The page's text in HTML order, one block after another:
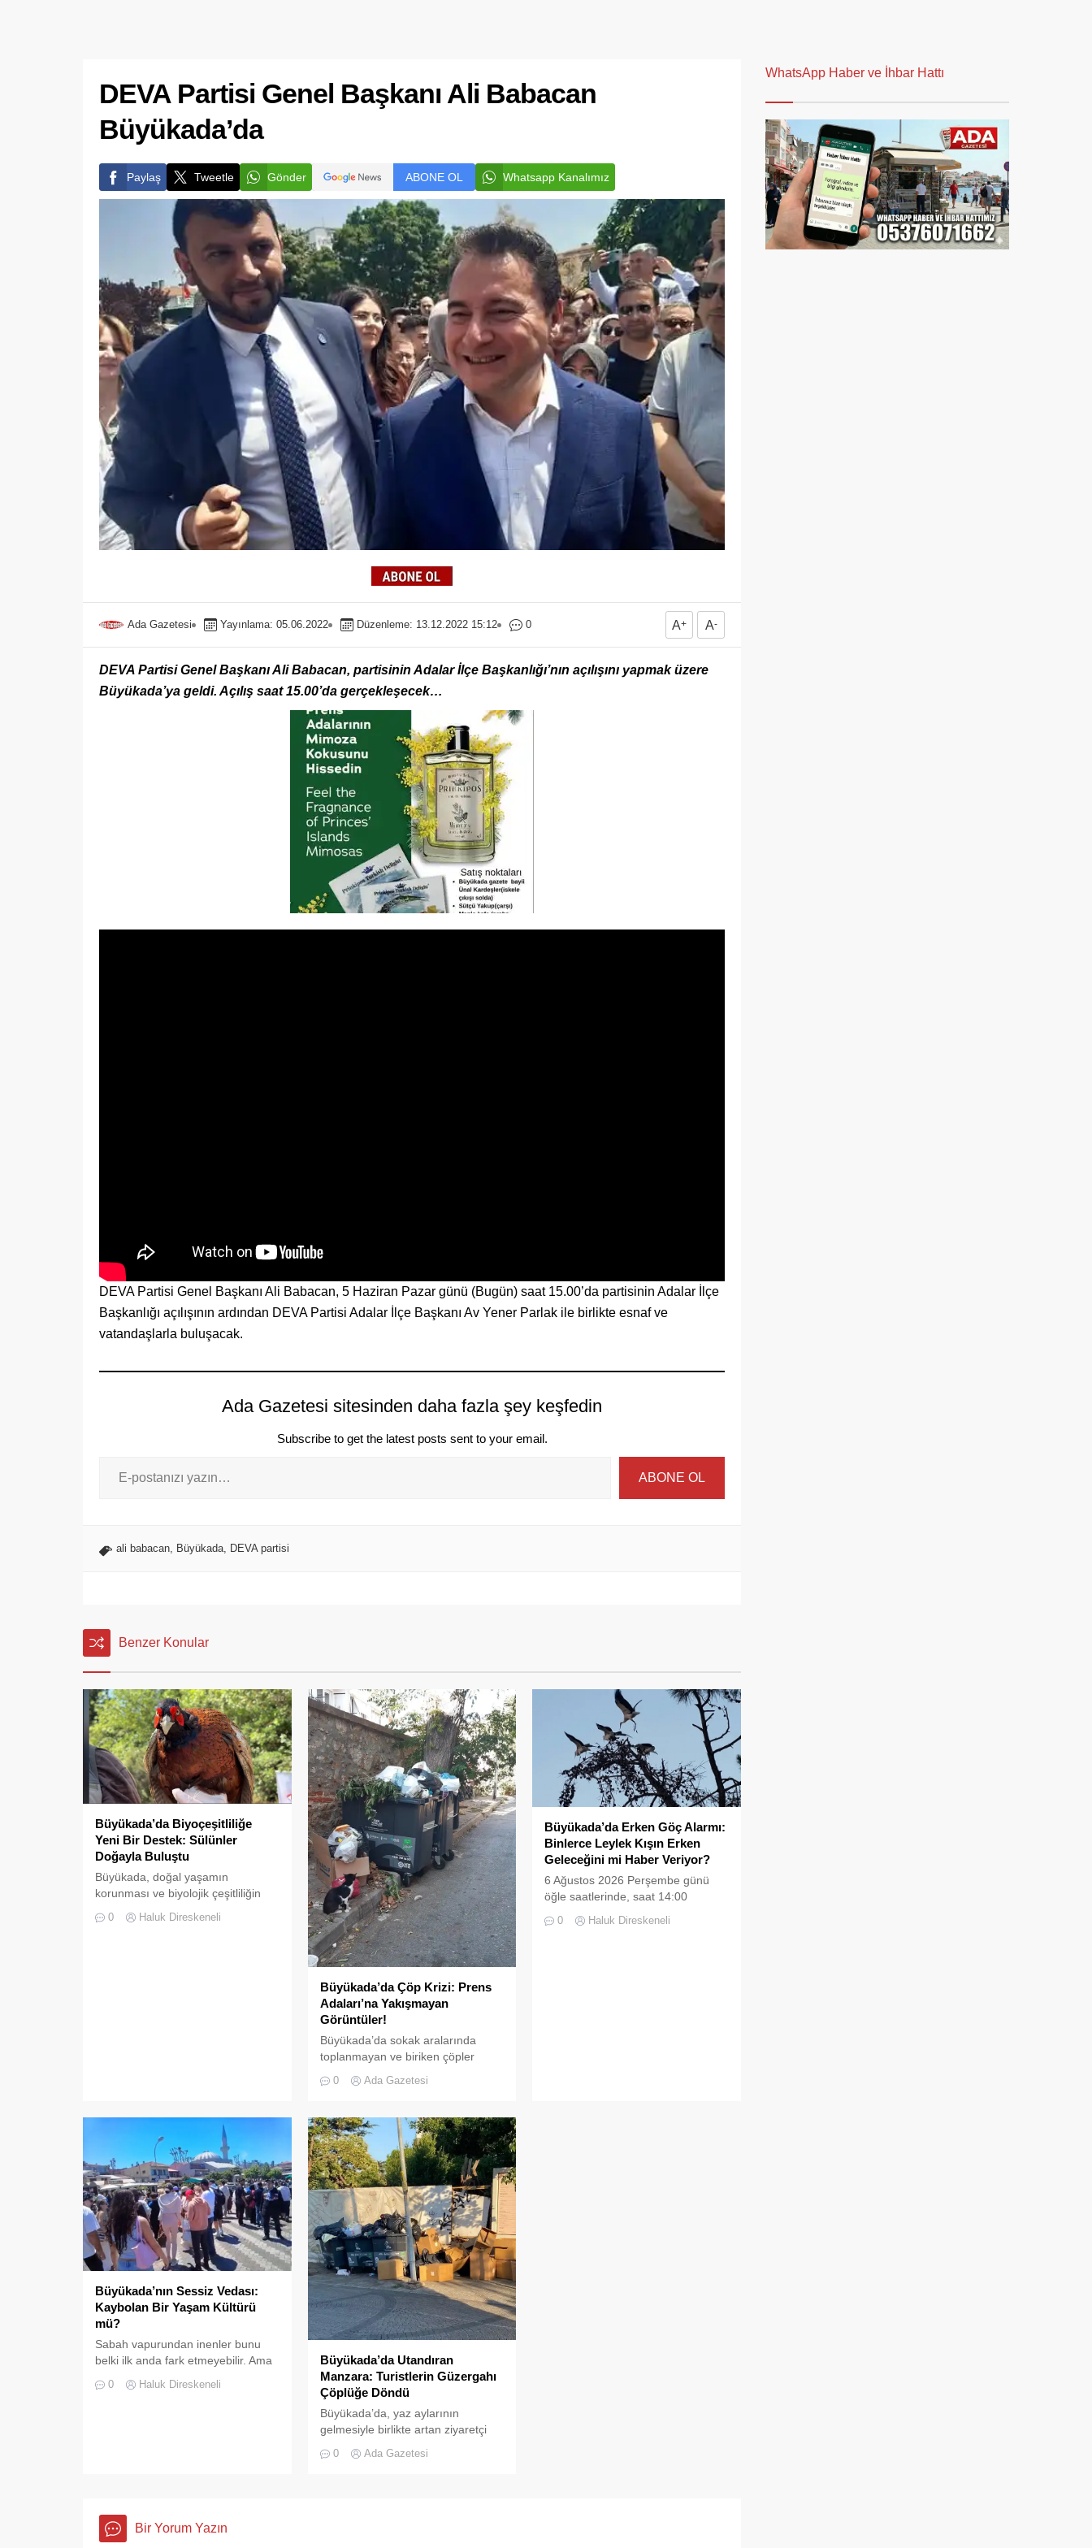
DEVA Partisi Genel Başkanı Ali Babacan
Büyükada’da
Paylaş Tweetle Gönder ABONE OL Whatsapp Kanalımız
Ada Gazetesi Yayınlama: 05.06.2022 Düzenleme: 13.12.2022 15:12 0 A+ A-
DEVA Partisi Genel Başkanı Ali Babacan, partisinin Adalar İlçe Başkanlığı’nın açılışını yapmak üzere
Büyükada’ya geldi. Açılış saat 15.00’da gerçekleşecek…
DEVA Partisi Genel Başkanı Ali Babacan, 5 Haziran Pazar günü (Bugün) saat 15.00’da partisinin Adalar İlçe
Başkanlığı açılışının ardından DEVA Partisi Adalar İlçe Başkanı Av Yener Parlak ile birlikte esnaf ve
vatandaşlarla buluşacak.
Ada Gazetesi sitesinden daha fazla şey keşfedin
Subscribe to get the latest posts sent to your email.
ABONE OL
ali babacan, Büyükada, DEVA partisi
Benzer Konular
Büyükada’da Biyoçeşitliliğe
Yeni Bir Destek: Sülünler
Doğayla Buluştu
Büyükada, doğal yaşamın
korunması ve biyolojik çeşitliliğin
bir uygulamaya daha ev sahipliği
0 Haluk Direskeneli
Büyükada’da Çöp Krizi: Prens
Adaları’na Yakışmayan
Görüntüler!
Büyükada’da sokak aralarında
toplanmayan ve biriken çöpler
oluyor.Özellikle yaz aylarında hem
akınına uğrayan Büyükada’da,
çevre temizliği konusunda yaşanan
aksaklıklar adeta pes dedirtti.
Adanın tarihi ve doğal güzellikleriyle
süslü sokaklarından yansıyan son
görüntüler, çevre sağlığı açısından
tehlike çanlarının çaldığını
gösteriyor. Çöpler Konteynerlere
Sığmıyor,...
0 Ada Gazetesi
Büyükada’da Erken Göç Alarmı:
Binlerce Leylek Kışın Erken
Geleceğini mi Haber Veriyor?
6 Ağustos 2026 Perşembe günü
öğle saatlerinde, saat 14:00
doğanın en görkemli görsel
0 Haluk Direskeneli
Büyükada’nın Sessiz Vedası:
Kaybolan Bir Yaşam Kültürü
mü?
Sabah vapurundan inenler bunu
belki ilk anda fark etmeyebilir. Ama
Büyükada’yı elli, altmış yıldır
tanıyanlar bilir; adanın sesi ve
0 Haluk Direskeneli
Büyükada’da Utandıran
Manzara: Turistlerin Güzergahı
Çöplüğe Döndü
Büyükada’da, yaz aylarının
gelmesiyle birlikte artan ziyaretçi
hizmetlerindeki aksaklıkları bir kez
0 Ada Gazetesi
Bir Yorum Yazın
WhatsApp Haber ve İhbar Hattı